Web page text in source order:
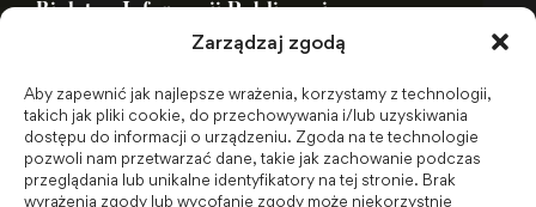
Zarządzaj zgodą
Aby zapewnić jak najlepsze wrażenia, korzystamy z technologii,
takich jak pliki cookie, do przechowywania i/lub uzyskiwania
dostępu do informacji o urządzeniu. Zgoda na te technologie
pozwoli nam przetwarzać dane, takie jak zachowanie podczas
przeglądania lub unikalne identyfikatory na tej stronie. Brak
wyrażenia zgody lub wycofanie zgody może niekorzystnie
Biuletyn Informacji Publicznej
BIP - Biuletyn Informacji Publicznej PWSZ -
archiwum